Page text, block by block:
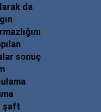
da
sonuç
şaft